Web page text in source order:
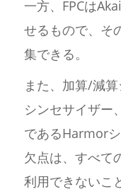
一方、FPCは
せるもので、そ
集できる。
また、加算/減
シンセサイザー
であるHarmor
欠点は、すべて
利用できないこ